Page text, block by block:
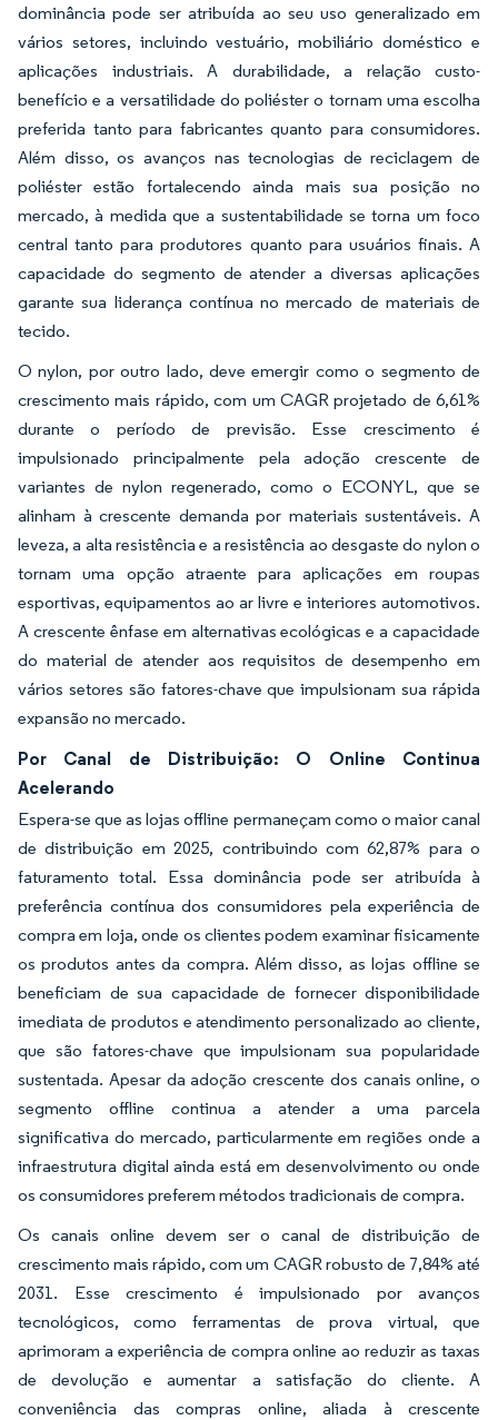
dominância pode ser atribuída ao seu uso generalizado em
vários setores, incluindo vestuário, mobiliário doméstico e
aplicações industriais. A durabilidade, a relação custo-
benefício e a versatilidade do poliéster o tornam uma escolha
preferida tanto para fabricantes quanto para consumidores.
Além disso, os avanços nas tecnologias de reciclagem de
poliéster estão fortalecendo ainda mais sua posição no
mercado, à medida que a sustentabilidade se torna um foco
central tanto para produtores quanto para usuários finais. A
capacidade do segmento de atender a diversas aplicações
garante sua liderança contínua no mercado de materiais de
tecido.
O nylon, por outro lado, deve emergir como o segmento de
crescimento mais rápido, com um CAGR projetado de 6,61%
durante o período de previsão. Esse crescimento é
impulsionado principalmente pela adoção crescente de
variantes de nylon regenerado, como o ECONYL, que se
alinham à crescente demanda por materiais sustentáveis. A
leveza, a alta resistência e a resistência ao desgaste do nylon o
tornam uma opção atraente para aplicações em roupas
esportivas, equipamentos ao ar livre e interiores automotivos.
A crescente ênfase em alternativas ecológicas e a capacidade
do material de atender aos requisitos de desempenho em
vários setores são fatores-chave que impulsionam sua rápida
expansão no mercado.
Por Canal de Distribuição: O Online Continua
Acelerando
Espera-se que as lojas offline permaneçam como o maior canal
de distribuição em 2025, contribuindo com 62,87% para o
faturamento total. Essa dominância pode ser atribuída à
preferência contínua dos consumidores pela experiência de
compra em loja, onde os clientes podem examinar fisicamente
os produtos antes da compra. Além disso, as lojas offline se
beneficiam de sua capacidade de fornecer disponibilidade
imediata de produtos e atendimento personalizado ao cliente,
que são fatores-chave que impulsionam sua popularidade
sustentada. Apesar da adoção crescente dos canais online, o
segmento offline continua a atender a uma parcela
significativa do mercado, particularmente em regiões onde a
infraestrutura digital ainda está em desenvolvimento ou onde
os consumidores preferem métodos tradicionais de compra.
Os canais online devem ser o canal de distribuição de
crescimento mais rápido, com um CAGR robusto de 7,84% até
2031. Esse crescimento é impulsionado por avanços
tecnológicos, como ferramentas de prova virtual, que
aprimoram a experiência de compra online ao reduzir as taxas
de devolução e aumentar a satisfação do cliente. A
conveniência das compras online, aliada à crescente